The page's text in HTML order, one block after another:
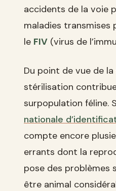
accidents de la voie
maladies transmises
le FIV (virus de
Du point de vue de la
stérilisation
surpopulation féline.
nationale
compte encore
errants dont la
pose des problèmes
être animal